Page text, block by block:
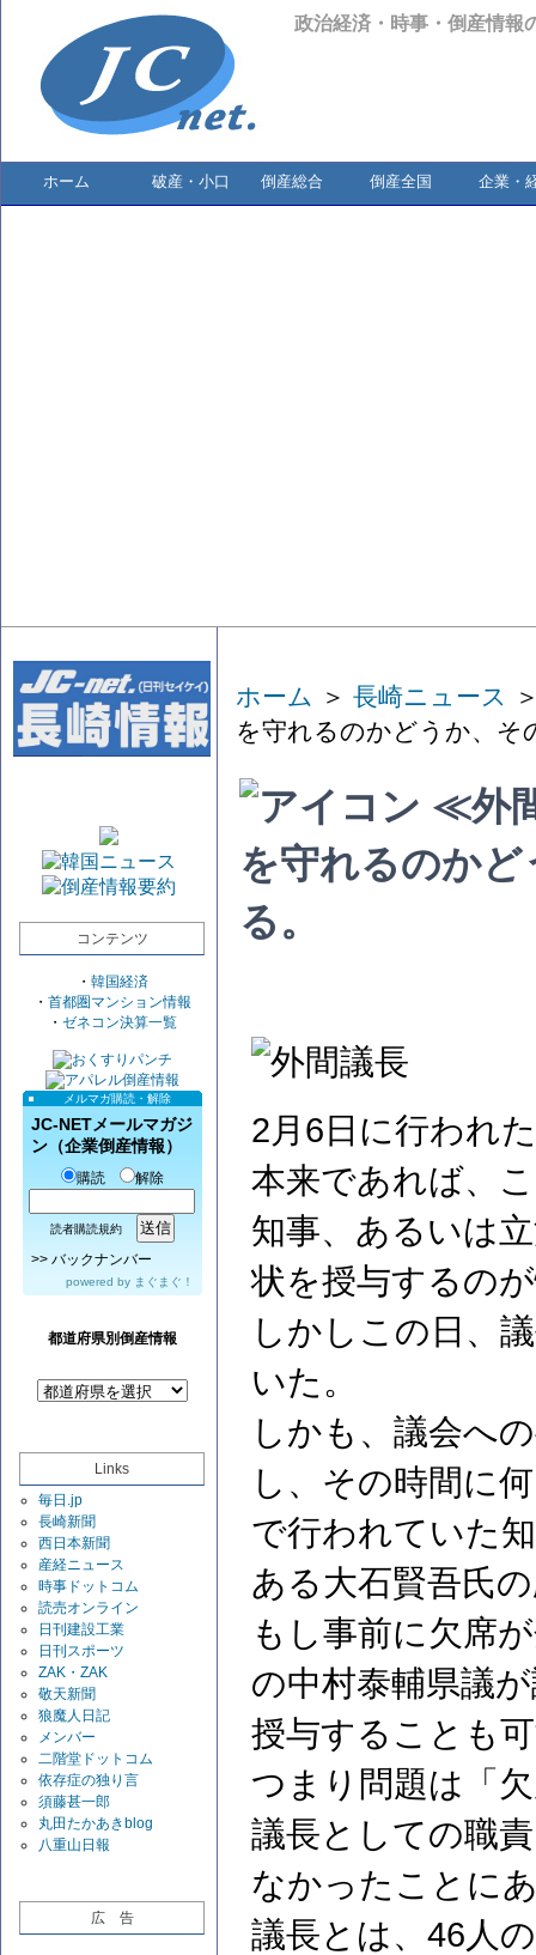
政治経済・時事・倒産情報
ホーム 破産・小口 倒産総合 倒産全国 企業・
コンテンツ
・ 韓国経済
・ 首都圏マンション情報
・ ゼネコン決算一覧
メルマガ購読・解除
JC-NETメールマガジ
ン（企業倒産情報）
購読 解除
読者購読規約
>> バックナンバー
powered by まぐまぐ！
都道府県別倒産情報
Links
毎日.jp
長崎新聞
西日本新聞
産経ニュース
時事ドットコム
読売オンライン
日刊建設工業
日刊スポーツ
ZAK・ZAK
敬天新聞
狼魔人日記
メンバー
二階堂ドットコム
依存症の独り言
須藤甚一郎
丸田たかあきblog
八重山日報
広 告
ホーム ＞ 長崎ニュース
を守れるのかどうか、そ
≪外
を守れるのか
る。
2月6日に行われ
本来であれば、
知事、あるいは
状を授与するの
しかしこの日、
いた。
しかも、議会へ
し、その時間に
で行われていた
ある大石賢吾氏
もし事前に欠席
の中村泰輔県議
授与することも
つまり問題は「
議長としての職
なかったことに
議長とは、46人